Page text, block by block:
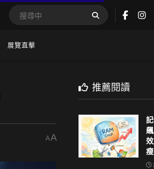
展覽直擊
AA
推薦閱讀